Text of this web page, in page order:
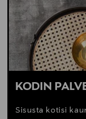
KODIN
Sisusta kotisi